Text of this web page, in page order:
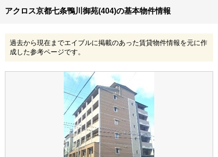
アクロス京都七条鴨川御苑(404)の基本物件情報
過去から現在までエイブルに掲載のあった賃貸物件情報を元に作
成した参考ページです。